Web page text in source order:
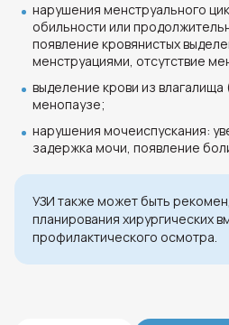
нарушения менструального
обильности или
появление кровянистых
менструациями, отсутствие
выделение крови из
менопаузе;
нарушения мочеиспускания:
задержка мочи, появление
УЗИ также может быть
планирования хирургических
профилактического осмотра.